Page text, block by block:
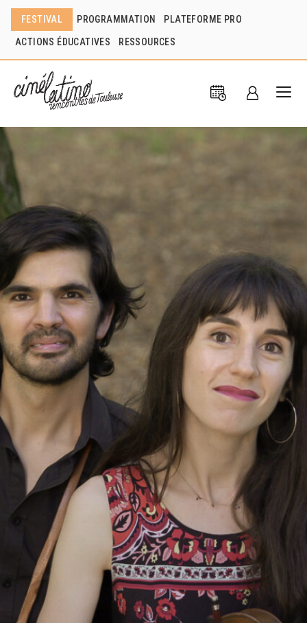
FESTIVAL PROGRAMMATION PLATEFORME PRO
ACTIONS ÉDUCATIVES RESSOURCES